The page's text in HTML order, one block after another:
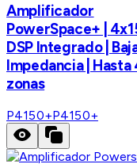
Amplificador
PowerSpace+ |
DSP Integrado |
Impedancia | Hasta
zonas
P4150+P4150+